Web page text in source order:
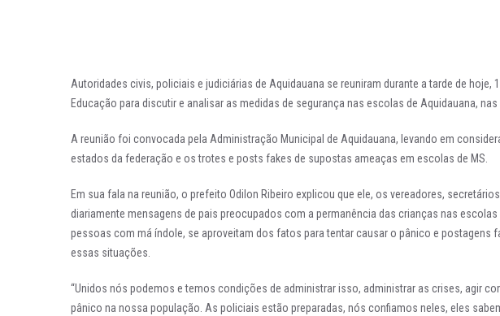
Autoridades civis, policiais e judiciárias de Aquidauana se reuniram durante a tarde de hoje,
Educação para discutir e analisar as medidas de segurança nas escolas de Aquidauana,
A reunião foi convocada pela Administração Municipal de Aquidauana, levando em
estados da federação e os trotes e posts fakes de supostas ameaças em escolas de MS.
Em sua fala na reunião, o prefeito Odilon Ribeiro explicou que ele, os vereadores,
diariamente mensagens de pais preocupados com a permanência das crianças nas
pessoas com má índole, se aproveitam dos fatos para tentar causar o pânico e postagens
essas situações.
“Unidos nós podemos e temos condições de administrar isso, administrar as crises, agir
pânico na nossa população. As policiais estão preparadas, nós confiamos neles, eles